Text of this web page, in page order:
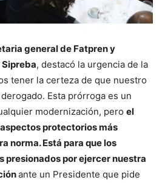
general de Fatpren y
, destacó la urgencia de la
tener la certeza de que nuestro
Esta prórroga es un
modernización, pero el
protectorios más
norma. Está para que los
presionados por ejercer nuestra
ante un Presidente que pide